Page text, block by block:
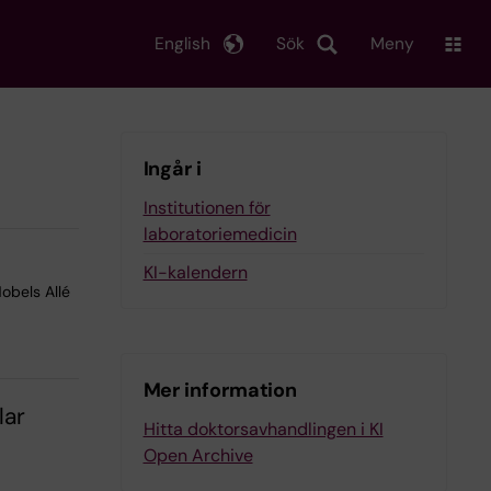
Sök
English Meny
Allé
Ingår i
Institutionen för
laboratoriemedicin
KI-kalendern
Mer information
Hitta doktorsavhandlingen i KI
Open Archive